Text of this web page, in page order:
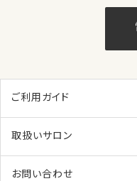
ご利用ガイド
取扱いサロン
お問い合わせ